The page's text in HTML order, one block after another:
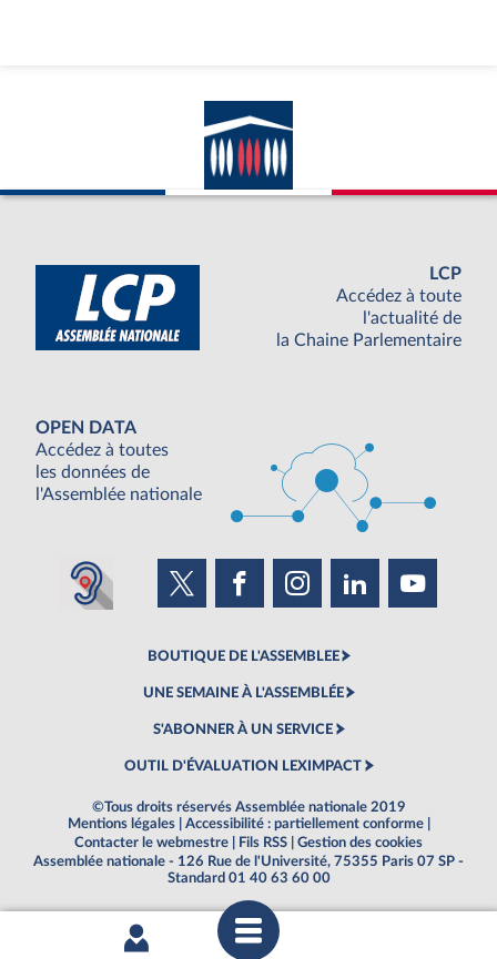
LCP
Accédez à toute
l'actualité de
la Chaine Parlementaire
OPEN DATA
Accédez à toutes
les données de
l'Assemblée nationale
BOUTIQUE DE L'ASSEMBLEE
UNE SEMAINE À L'ASSEMBLÉE
S'ABONNER À UN SERVICE
OUTIL D'ÉVALUATION LEXIMPACT
©Tous droits réservés Assemblée nationale 2019
Mentions légales
Accessibilité : partiellement conforme
Contacter le webmestre
Fils RSS
Gestion des cookies
Assemblée nationale - 126 Rue de l'Université, 75355 Paris 07 SP -
Standard 01 40 63 60 00